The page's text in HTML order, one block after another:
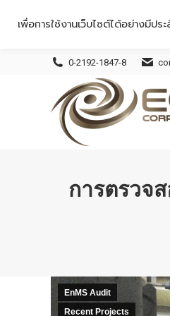
0-2192-1847-8
การตรวจ
EnMS Audit
Recent Projects
เพื่อการใช้งานเว็บไซต์ได้อย่างมีป